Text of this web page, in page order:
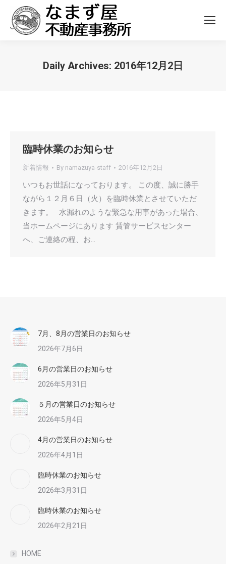
Daily Archives: 2016年12月2日
臨時休業のお知らせ
新着情報 By namazuya-staff 2016年12月2日
いつもお世話になっております。 この度、誠に勝手
ながら１２月６日（火）を臨時休業とさせていただ
きます。 水漏れのような緊急な用事があった場合、
当ホームページにあります 賃管サービスセンター
へ、ご連絡の程、お…
7月、8月の営業日のお知らせ
2026年7月6日
6月の営業日のお知らせ
2026年5月31日
５月の営業日のお知らせ
2026年5月4日
4月の営業日のお知らせ
2026年4月1日
臨時休業のお知らせ
2026年3月31日
臨時休業のお知らせ
2026年2月21日
HOME